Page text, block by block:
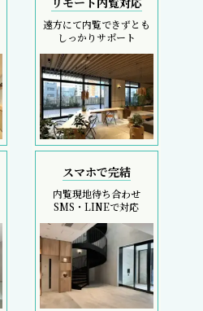
遠方にて内覧できずとも
しっかりサポート
スマホで完結
内覧現地待ち合わせ
SMS・LINEで対応